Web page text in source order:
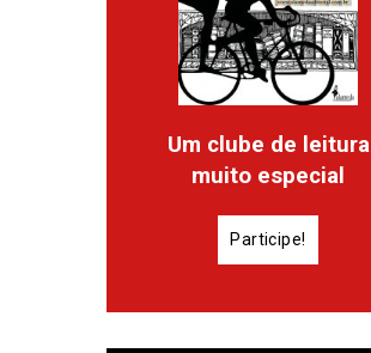
Um clube de leitura
muito especial
Participe!